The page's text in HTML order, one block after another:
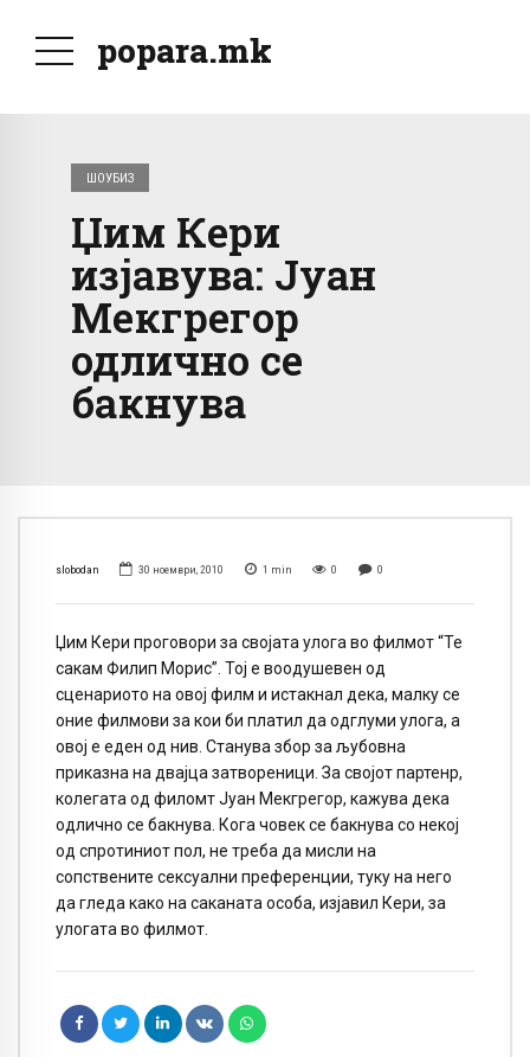
popara.mk
ШОУБИЗ
Џим Кери
изјавува: Јуан
Мекгрегор
одлично се
бакнува
slobodan 30 ноември, 2010 1 min 0 0
Џим Кери проговори за својата улога во филмот “Те
сакам Филип Морис”. Тој е воодушевен од
сценариото на овој филм и истакнал дека, малку се
оние филмови за кои би платил да одглуми улога, а
овој е еден од нив. Станува збор за љубовна
приказна на двајца затвореници. За својот партенр,
колегата од филомт Јуан Мекгрегор, кажува дека
одлично се бакнува. Кога човек се бакнува со некој
од спротиниот пол, не треба да мисли на
сопствените сексуални преференции, туку на него
да гледа како на саканата особа, изјавил Кери, за
улогата во филмот.